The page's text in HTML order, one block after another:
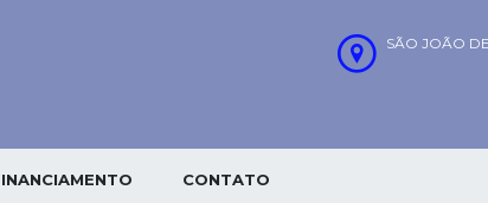
SÃO JOÃO
CONTATO